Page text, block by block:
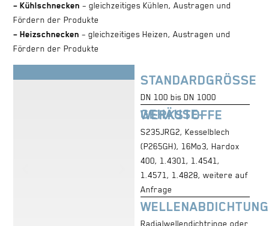
– Kühlschnecken– gleichzeitiges Kühlen, Austragen und
Fördern der Produkte
– Heizschnecken – gleichzeitiges Heizen, Austragen und
Fördern der Produkte
STANDARDGRÖSSE
DN 100 bis DN 1000
GEHÄUSE-WERKSTOFFE
S235JRG2, Kesselblech
(P265GH), 16Mo3, Hardox
400, 1.4301, 1.4541,
1.4571, 1.4828, weitere auf
Anfrage
WELLENABDICHTUNG
Radialwellendichtringe oder